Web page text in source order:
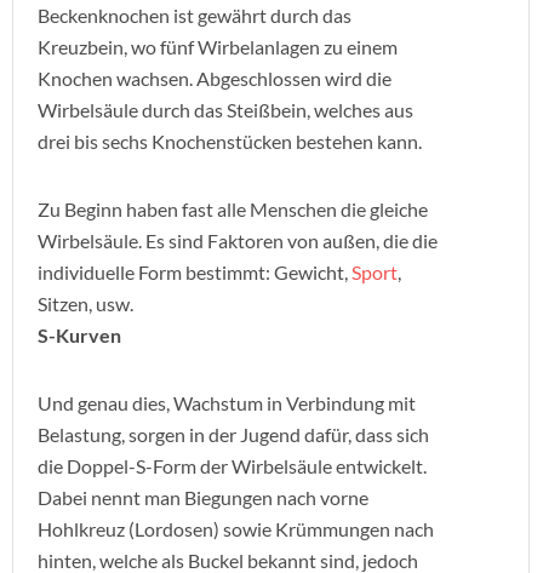
Beckenknochen ist gewährt durch das
Kreuzbein, wo fünf Wirbelanlagen zu einem
Knochen wachsen. Abgeschlossen wird die
Wirbelsäule durch das Steißbein, welches aus
drei bis sechs Knochenstücken bestehen kann.
Zu Beginn haben fast alle Menschen die gleiche
Wirbelsäule. Es sind Faktoren von außen, die die
individuelle Form bestimmt: Gewicht,Sport,
Sitzen, usw.
S-Kurven
Und genau dies, Wachstum in Verbindung mit
Belastung, sorgen in der Jugend dafür, dass sich
die Doppel-S-Form der Wirbelsäule entwickelt.
Dabei nennt man Biegungen nach vorne
Hohlkreuz (Lordosen) sowie Krümmungen nach
hinten, welche als Buckel bekannt sind, jedoch